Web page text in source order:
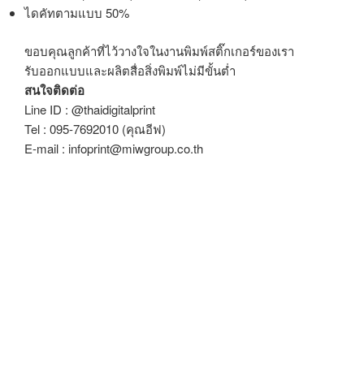
ไดคัทตามแบบ 50%
ขอบคุณลูกค้าที่ไว้วางใจในงานพิมพ์สติ๊กเกอร์ของเรา
รับออกแบบและผลิตสื่อสิ่งพิมพ์ไม่มีขั้นต่ำ
สนใจติดต่อ
Line ID : @thaidigitalprint
Tel : 095-7692010 (คุณอีฟ)
E-mail : infoprint@miwgroup.co.th